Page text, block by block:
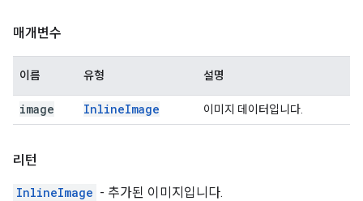
매개변수
이름 유형 설명
image InlineImage 이미지 데이터입니다.
리턴
InlineImage - 추가된 이미지입니다.